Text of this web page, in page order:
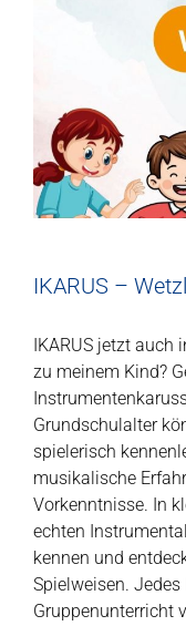
IKARUS –
IKARUS jetzt auch
zu meinem Kind?
Grundschulalter
spielerisch
musikalische
Vorkenntnisse. In
echten
kennen und
Spielweisen.
Gruppenunterricht